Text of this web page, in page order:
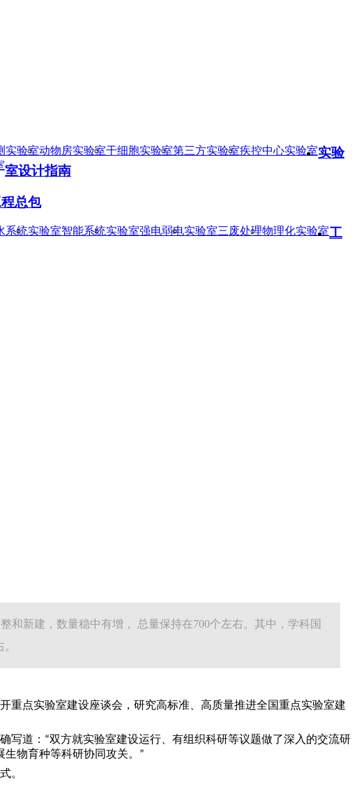
实验室动物房实验室干细胞实验室第三方实验室疾控中心实验室实验
室设计指南
总包
系统实验室智能系统实验室强电弱电实验室三废处理物理化实验室工
新建，数量稳中有增， 总量保持在700个左右。其中，学科国
重点实验室建设座谈会，研究高标准、高质量推进全国重点实验室建
写道： “双方就实验室建设运行、有组织科研等议题做了深入的交流研
物育种等科研协同攻关。 ”
。